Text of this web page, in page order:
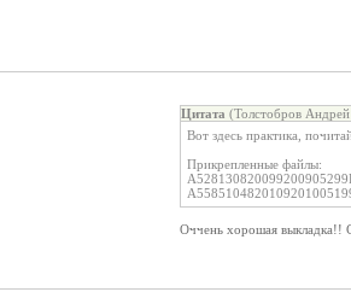
Цитата (Толстобров
Вот здесь практика,
Прикрепленные файлы:
Оччень хорошая выкладка!!